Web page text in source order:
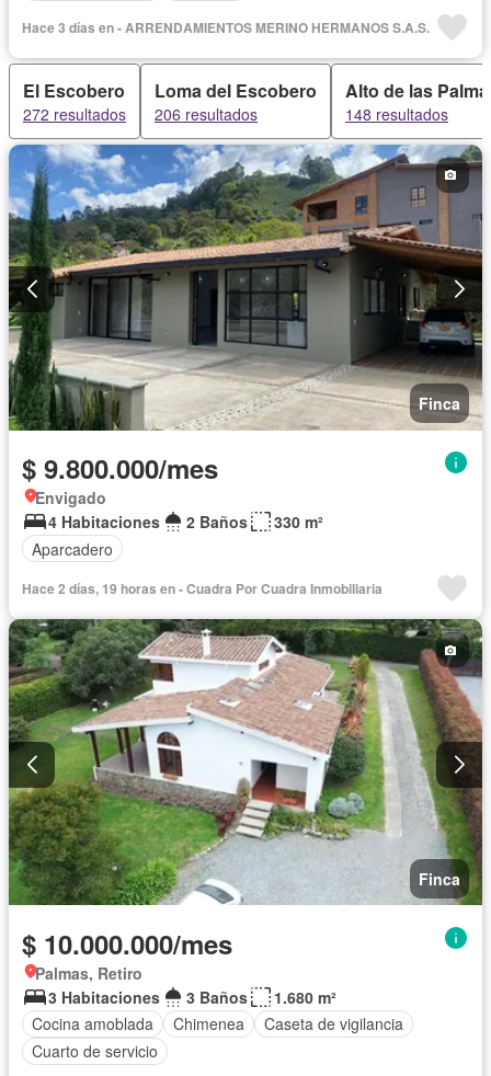
Hace 3 días en - ARRENDAMIENTOS MERINO HERMANOS S.A.S.
El Escobero
272 resultados
Loma del Escobero
206 resultados
Alto de las
148 resultados
Finca
$ 9.800.000/mes
Envigado
4 Habitaciones
2 Baños
330 m²
Aparcadero
Hace 2 días, 19 horas en - Cuadra Por Cuadra Inmobiliaria
Finca
$ 10.000.000/mes
Palmas, Retiro
3 Habitaciones
3 Baños
1.680 m²
Cocina amoblada
Chimenea
Caseta de vigilancia
Cuarto de servicio